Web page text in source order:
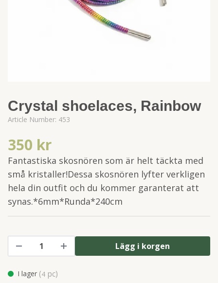
Crystal shoelaces, Rainbow
Article Number: 453
350 kr
Fantastiska skosnören som är helt täckta med
små kristaller!Dessa skosnören lyfter verkligen
hela din outfit och du kommer garanterat att
synas.*6mm*Runda*240cm
Lägg i korgen
I lager (4 pc)